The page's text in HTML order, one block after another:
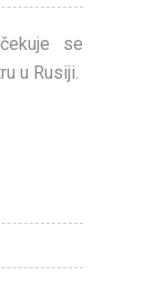
se
u Rusiji.